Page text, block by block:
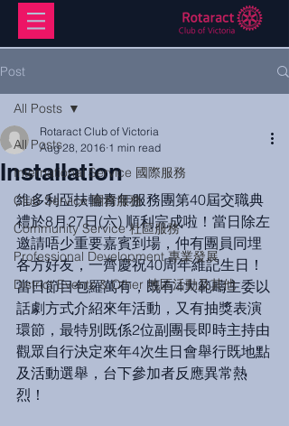
Post
All Posts
International Service 國際服務
Club Service 團務服務
Community Service 社區服務
Professional Development 專業發展
District Events & Other 地區活動及其他
All Posts
Installation
Rotaract Club of Victoria
Aug 28, 2016 1 min read
維多利亞扶輪青年服務團第40屆交職典
禮於8月27日(六) 順利完成啦！當日除左
邀請唔少重要嘉賓到場，仲有團員同埋
各方好友，一齊慶祝40周年維記生日！
當日節目包羅萬有，既有4大範疇主委以
話劇方式介紹來年活動，又有抽獎表演
環節，最特別既係2位副團長即時主持由
觀眾自行決定來年4次生日會舉行既地點
及活動選舉，台下參加者反應異常熱
烈！